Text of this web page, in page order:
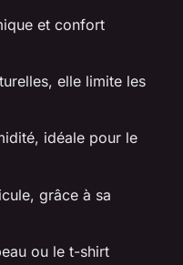
et confort
elle limite les
idéale pour le
grâce à sa
ou le t-shirt